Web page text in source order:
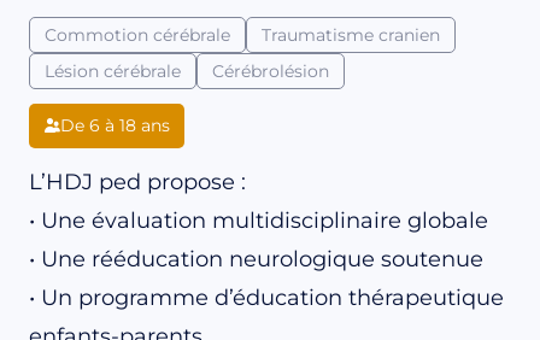
Commotion cérébrale
Traumatisme cranien
Lésion cérébrale
Cérébrolésion
De 6 à 18 ans
L’HDJ ped propose :
• Une évaluation multidisciplinaire globale
• Une rééducation neurologique soutenue
• Un programme d’éducation thérapeutique